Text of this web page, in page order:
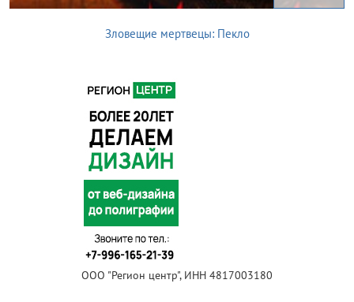
Зловещие мертвецы: Пекло
ООО "Регион центр", ИНН 4817003180